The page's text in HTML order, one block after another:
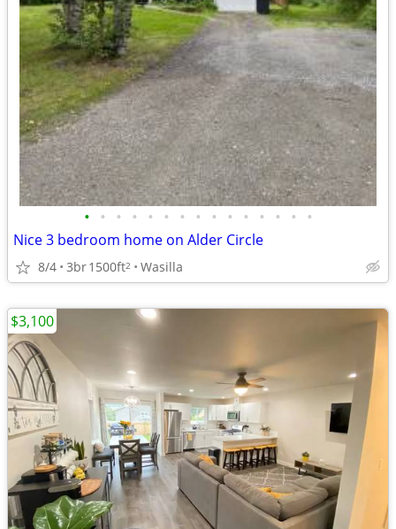
• • • • • • • • • • • • • • •
Nice 3 bedroom home on Alder Circle
8/4 3br1500ft2 Wasilla
$3,100